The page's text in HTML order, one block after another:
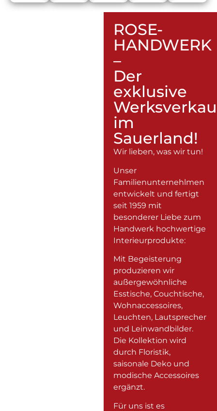
ROSE-
HANDWERK
–
Der
exklusive
im
Sauerland!
Wir lieben, was wir tun!
Unser
Familienunternehlmen
entwickelt und fertigt
seit 1959 mit
besonderer Liebe zum
Handwerk hochwertige
Interieurprodukte:
Mit Begeisterung
produzieren wir
außergewöhnliche
Esstische, Couchtische,
Wohnaccessoires,
Leuchten, Lautsprecher
und Leinwandbilder.
Die Kollektion wird
durch Floristik,
saisonale Deko und
modische Accessoires
ergänzt.
Für uns ist es